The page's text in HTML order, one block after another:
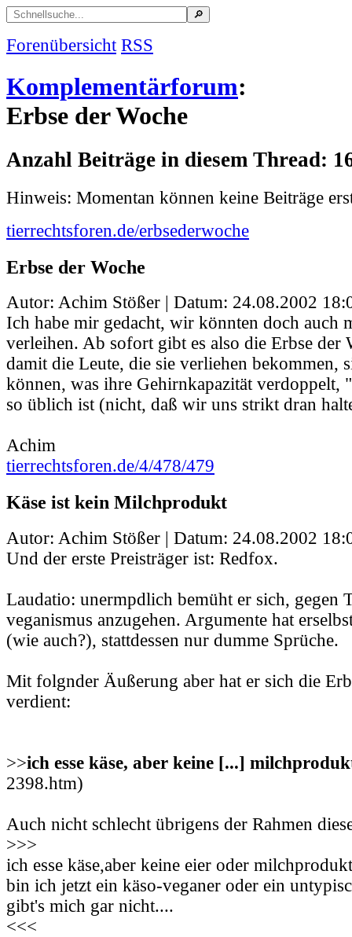
Forenübersicht RSS
Komplementärforum:
Erbse der Woche
Anzahl Beiträge in diesem Thread:
Hinweis: Momentan können keine Beiträge
tierrechtsforen.de/erbsederwoche
Erbse der Woche
Autor: Achim Stößer | Datum: 24.08.2002
Ich habe mir gedacht, wir könnten doch auch
verleihen. Ab sofort gibt es also die Erbse der
damit die Leute, die sie verliehen bekommen,
können, was ihre Gehirnkapazität verdoppelt,
so üblich ist (nicht, daß wir uns strikt dran
Achim
tierrechtsforen.de/4/478/479
Käse ist kein Milchprodukt
Autor: Achim Stößer | Datum: 24.08.2002
Und der erste Preisträger ist: Redfox.
Laudatio: unermpdlich bemüht er sich, gegen
veganismus anzugehen. Argumente hat
(wie auch?), stattdessen nur dumme Sprüche.
Mit folgnder Äußerung aber hat er sich die
verdient:
>>ich esse käse, aber keine [...]
2398.htm)
Auch nicht schlecht übrigens der Rahmen
>>>
ich esse käse,aber keine eier oder
bin ich jetzt ein käso-veganer oder ein
gibt's mich gar nicht....
<<<